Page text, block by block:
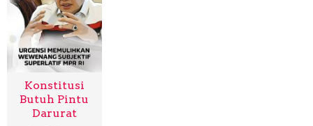
Konstitusi
Butuh Pintu
Darurat